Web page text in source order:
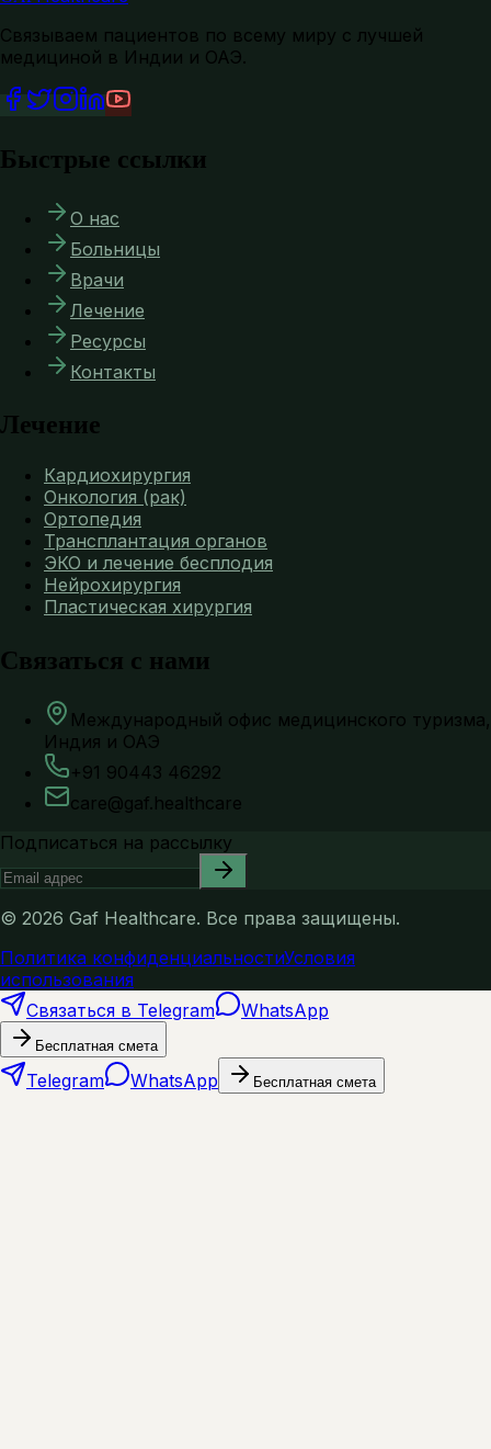
Связываем пациентов по всему миру с лучшей
медициной в Индии и ОАЭ.
Быстрые ссылки
О нас
Больницы
Врачи
Лечение
Ресурсы
Контакты
Лечение
Кардиохирургия
Онкология (рак)
Ортопедия
Трансплантация органов
ЭКО и лечение бесплодия
Нейрохирургия
Пластическая хирургия
Связаться с нами
Международный офис медицинского туризма,
Индия и ОАЭ
+91 90443 46292
care@gaf.healthcare
Подписаться на рассылку
© 2026 Gaf Healthcare. Все права защищены.
Политика конфиденциальностиУсловия
использования
Связаться в Telegram
WhatsApp
Бесплатная смета
Telegram WhatsApp Бесплатная смета